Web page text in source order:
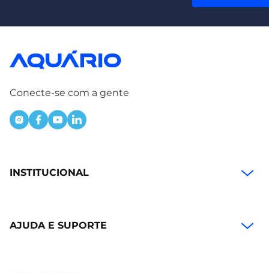
Conecte-se com a gente
INSTITUCIONAL
AJUDA E SUPORTE